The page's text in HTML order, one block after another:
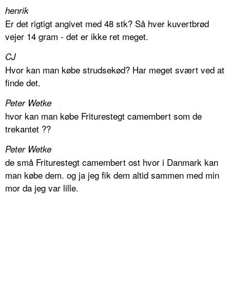
henrik
Er det rigtigt angivet med 48 stk? Så hver kuvertbrød
vejer 14 gram - det er ikke ret meget.
CJ
Hvor kan man købe strudsekød? Har meget svært ved at
finde det.
Peter Wetke
hvor kan man købe Friturestegt camembert som de
trekantet ??
Peter Wetke
de små Friturestegt camembert ost hvor i Danmark kan
man købe dem. og ja jeg fik dem altid sammen med min
mor da jeg var lille.